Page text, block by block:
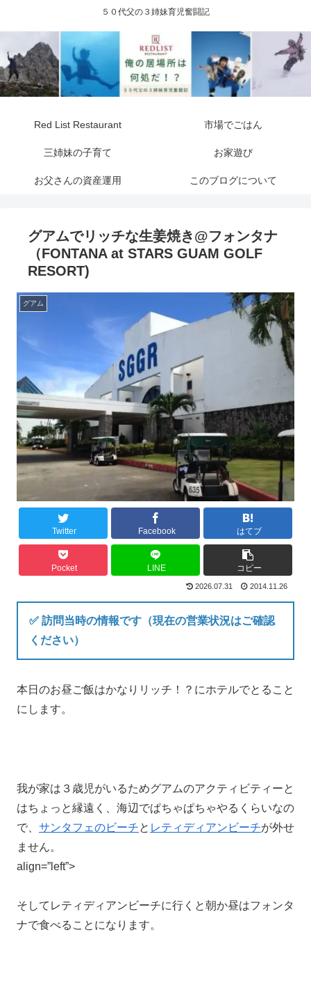
５０代父の３姉妹育児奮闘記
Red List Restaurant 市場でごはん
三姉妹の子育て お家遊び
お父さんの資産運用 このブログについて
グアムでリッチな生姜焼き@フォンタナ
（FONTANA at STARS GUAM GOLF
RESORT)
グアム
Twitter Facebook はてブ
Pocket LINE コピー
2026.07.31 2014.11.26
✅ 訪問当時の情報です（現在の営業状況はご確認
ください）
本日のお昼ご飯はかなりリッチ！？にホテルでとること
にします。
我が家は３歳児がいるためグアムのアクティビティーと
はちょっと縁遠く、海辺でぱちゃぱちゃやるくらいなの
で、 サンタフェのビーチと レティディアンビーチが外せ
ません。
align=”left”>
そしてレティディアンビーチに行くと朝か昼はフォンタ
ナで食べることになります。